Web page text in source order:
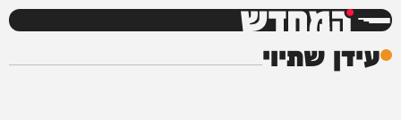
המחדש
עידן שתיוי